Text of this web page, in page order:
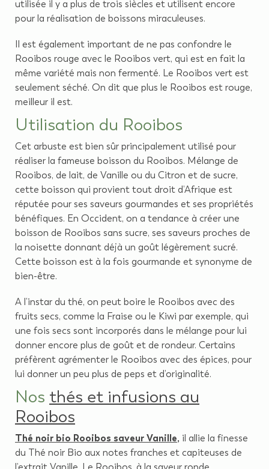
utilisée il y a plus de trois siècles et utilisent encore
pour la réalisation de boissons miraculeuses.
Il est également important de ne pas confondre le
Rooibos rouge avec le Rooibos vert, qui est en fait la
même variété mais non fermenté. Le Rooibos vert est
seulement séché. On dit que plus le Rooibos est rouge,
meilleur il est.
Utilisation du Rooibos
Cet arbuste est bien sûr principalement utilisé pour
réaliser la fameuse boisson du Rooibos. Mélange de
Rooibos, de lait, de Vanille ou du Citron et de sucre,
cette boisson qui provient tout droit d’Afrique est
réputée pour ses saveurs gourmandes et ses propriétés
bénéfiques. En Occident, on a tendance à créer une
boisson de Rooibos sans sucre, ses saveurs proches de
la noisette donnant déjà un goût légèrement sucré.
Cette boisson est à la fois gourmande et synonyme de
bien-être.
A l’instar du thé, on peut boire le Rooibos avec des
fruits secs, comme la Fraise ou le Kiwi par exemple, qui
une fois secs sont incorporés dans le mélange pour lui
donner encore plus de goût et de rondeur. Certains
préfèrent agrémenter le Rooibos avec des épices, pour
lui donner un peu plus de peps et d’originalité.
Nos thés et infusions au
Rooibos
Thé noir bio Rooibos saveur Vanille, il allie la finesse
du Thé noir Bio aux notes franches et capiteuses de